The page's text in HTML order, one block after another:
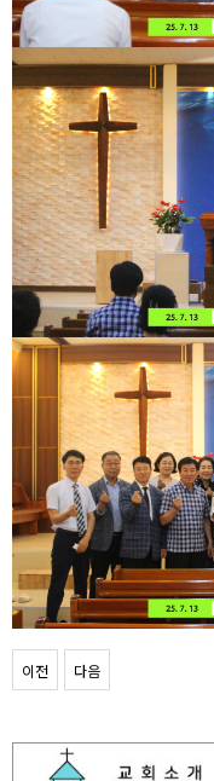
이전 다음